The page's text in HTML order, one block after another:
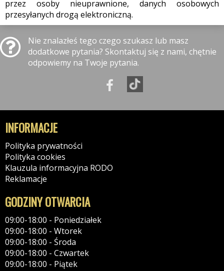
przez osoby nieuprawnione, danych osobowych
przesyłanych drogą elektroniczną.
Nie znalazłeś tego czego szukasz lub masz
dodatkowe pytania? Skontaktuj się z nami, chętnie
odpowiemy na Twoje pytania.
INFORMACJE
Polityka prywatności
Polityka cookies
Klauzula informacyjna RODO
Reklamacje
GODZINY OTWARCIA
09:00-18:00 - Poniedziałek
09:00-18:00 - Wtorek
09:00-18:00 - Środa
09:00-18:00 - Czwartek
09:00-18:00 - Piątek